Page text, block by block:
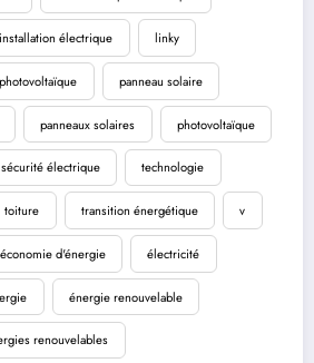
installation électrique linky
panneau solaire
panneaux solaires photovoltaïque
sécurité électrique technologie
toiture transition énergétique v
économie d'énergie électricité
énergie renouvelable
renouvelables